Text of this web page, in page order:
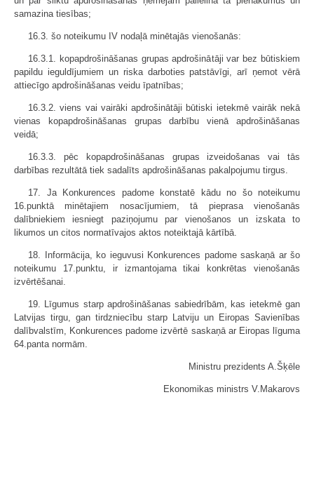
samazina tiesības;
16.3. šo noteikumu IV nodaļā minētajās vienošanās:
16.3.1. kopapdrošināšanas grupas apdrošinātāji var bez būtiskiem
papildu ieguldījumiem un riska darboties patstāvīgi, arī ņemot vērā
attiecīgo apdrošināšanas veidu īpatnības;
16.3.2. viens vai vairāki apdrošinātāji būtiski ietekmē vairāk nekā
vienas kopapdrošināšanas grupas darbību vienā apdrošināšanas
veidā;
16.3.3. pēc kopapdrošināšanas grupas izveidošanas vai tās
darbības rezultātā tiek sadalīts apdrošināšanas pakalpojumu tirgus.
17. Ja Konkurences padome konstatē kādu no šo noteikumu
16.punktā minētajiem nosacījumiem, tā pieprasa vienošanās
dalībniekiem iesniegt paziņojumu par vienošanos un izskata to
likumos un citos normatīvajos aktos noteiktajā kārtībā.
18. Informācija, ko ieguvusi Konkurences padome saskaņā ar šo
noteikumu 17.punktu, ir izmantojama tikai konkrētas vienošanās
izvērtēšanai.
19. Līgumus starp apdrošināšanas sabiedrībām, kas ietekmē gan
Latvijas tirgu, gan tirdzniecību starp Latviju un Eiropas Savienības
dalībvalstīm, Konkurences padome izvērtē saskaņā ar Eiropas līguma
64.panta normām.
Ministru prezidents A.Šķēle
Ekonomikas ministrs V.Makarovs